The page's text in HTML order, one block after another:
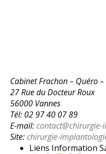
Cabinet Frachon – Quéro
27 Rue du Docteur Roux
56000 Vannes
Tél: 02 97 40 07 89
E-mail:
Site:chirurgie-
Liens Information